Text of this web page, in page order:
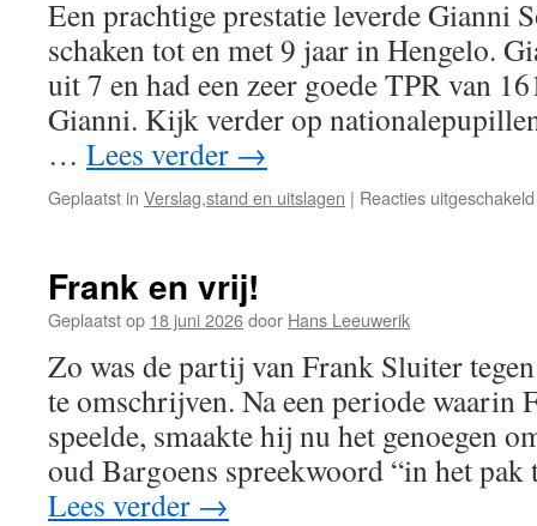
Een prachtige prestatie leverde Gianni
schaken tot en met 9 jaar in Hengelo.
uit 7 en had een zeer goede TPR van
Gianni. Kijk verder op
… Lees verder →
Geplaatst in Verslag,stand en uitslagen | Reacties uitgeschakeld
Frank en vrij!
Geplaatst op 18 juni 2026door Hans Leeuwerik
Zo was de partij van Frank Sluiter
te omschrijven. Na een periode waarin
speelde, smaakte hij nu het genoegen
oud Bargoens spreekwoord “in het
Lees verder →